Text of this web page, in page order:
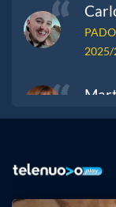
2025/
B…
CI